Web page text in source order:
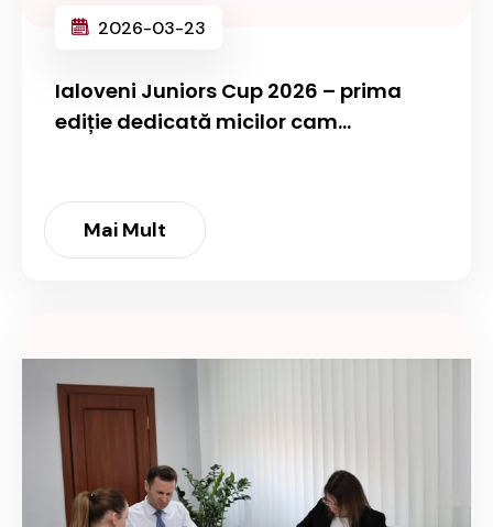
2026-03-23
Ialoveni Juniors Cup 2026 – prima
ediție dedicată micilor cam...
Mai Mult